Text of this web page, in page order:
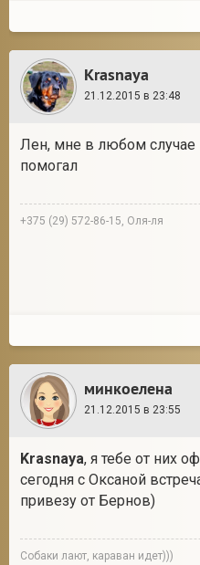
Krasnaya
21.12.2015 в 23:48
Лен, мне в любом случае
помогал
+375 (29) 572-86-15, Оля-ля
минкоелена
21.12.2015 в 23:55
Krasnaya, я тебе от них
сегодня с Оксаной
привезу от Бернов)
Собаки лают, караван идет)))